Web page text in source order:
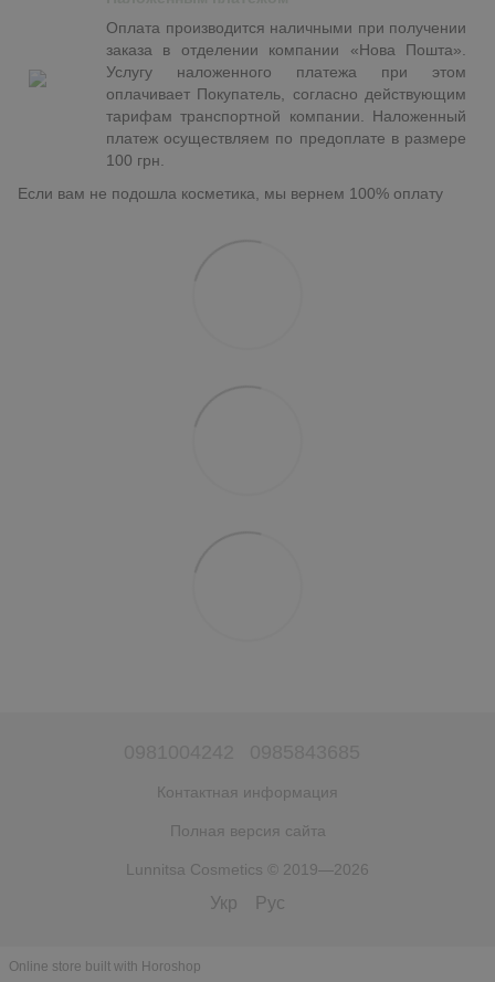
Оплата производится наличными при получении
заказа в отделении компании «Нова Пошта».
Услугу наложенного платежа при этом
оплачивает Покупатель, согласно действующим
тарифам транспортной компании. Наложенный
платеж осуществляем по предоплате в размере
100 грн.
Если вам не подошла косметика, мы вернем 100% оплату
Контактная информация
Полная версия сайта
Lunnitsa Cosmetics © 2019—2026
Укр Рус
Online store built with Horoshop